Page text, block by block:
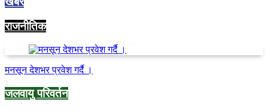
राजनीतिक
मनसून देशभर प्रवेश गर्दै ।
जलवायु परिवर्तन